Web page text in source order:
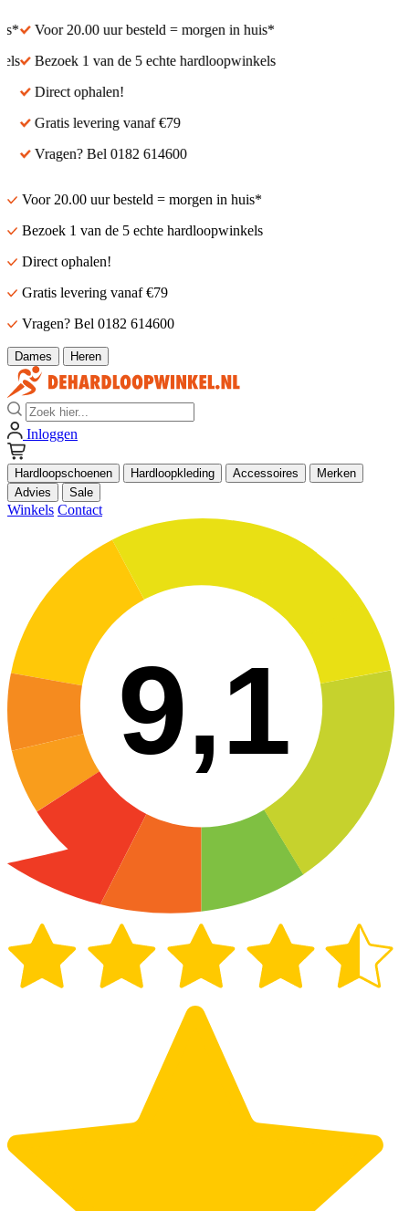
Voor 20.00 uur besteld = morgen in huis*
Bezoek 1 van de 5 echte hardloopwinkels
Direct ophalen!
Gratis levering vanaf €79
Vragen? Bel 0182 614600
Voor 20.00 uur besteld = morgen in huis*
Bezoek 1 van de 5 echte hardloopwinkels
Direct ophalen!
Gratis levering vanaf €79
Vragen? Bel 0182 614600
Dames Heren
Zoek
Inloggen
Hardloopschoenen Hardloopkleding Accessoires
Merken
Advies
Sale
Winkels Contact
9,1